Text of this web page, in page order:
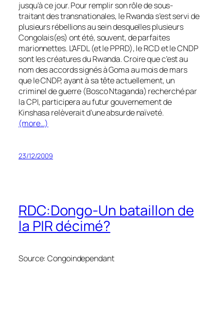
jusqu’à ce jour. Pour remplir son rôle de sous-
traitant des transnationales, le Rwanda s’est servi de
plusieurs rébellions au sein desquelles plusieurs
Congolais(es) ont été, souvent, de parfaites
marionnettes. L’AFDL (et le PPRD), le RCD et le CNDP
sont les créatures du Rwanda. Croire que c’est au
nom des accords signés à Goma au mois de mars
que le CNDP, ayant à sa tête actuellement, un
criminel de guerre (Bosco Ntaganda) recherché par
la CPI, participera au futur gouvernement de
Kinshasa relèverait d’une absurde naïveté.
(more…)
23/12/2009
RDC:Dongo-Un bataillon de
la PIR décimé?
Source: Congoindependant